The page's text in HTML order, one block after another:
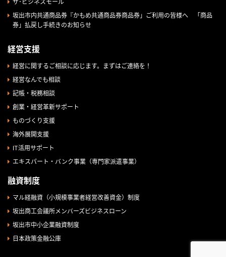
ザ･ビジネスモール
坂出市内共通商品券『かもめ共通商品券商品券」ご利用の皆様へ 「商品
券」払戻し手続きのお知らせ
経営支援
経営に関するご相談に応じます。まずはご連絡を！
経営なんでも相談
記帳・税務相談
創業・経営革新サポート
ものづくり支援
海外展開支援
IT活用サポート
エキスパート・バンク事業（専門家派遣事業）
融資制度
マル経融資（小規模事業者経営改善資金）制度
坂出商工会議所メンバーズビジネスローン
坂出市中小企業融資制度
日本政策金融公庫